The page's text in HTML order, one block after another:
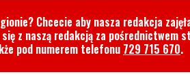
Chcecie aby nasza redakcja
z naszą redakcją za pośrednictwem
pod numerem telefonu 729 715 670.